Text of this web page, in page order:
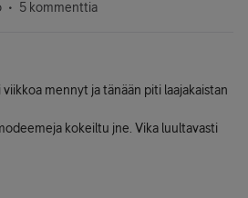
5 kommenttia
mennyt ja tänään piti laajakaistan
kokeiltu jne. Vika luultavasti